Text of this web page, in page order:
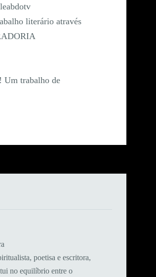
literário através
Um trabalho de
poetisa e escritora,
no equilíbrio entre o